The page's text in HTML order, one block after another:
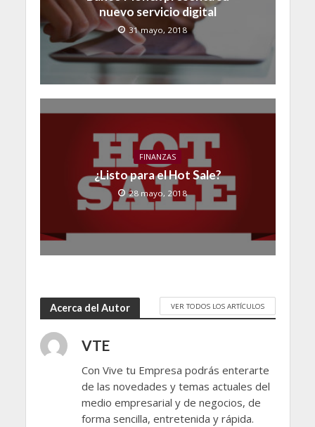
nuevo servicio digital
31 mayo, 2018
FINANZAS
¿Listo para el Hot Sale?
28 mayo, 2018
Acerca del Autor VER TODOS LOS ARTÍCULOS
VTE
Con Vive tu Empresa podrás enterarte
de las novedades y temas actuales del
medio empresarial y de negocios, de
forma sencilla, entretenida y rápida.